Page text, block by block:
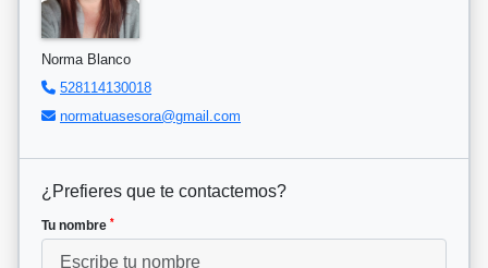
Norma Blanco
528114130018
normatuasesora@gmail.com
¿Prefieres que te contactemos?
Tu nombre *